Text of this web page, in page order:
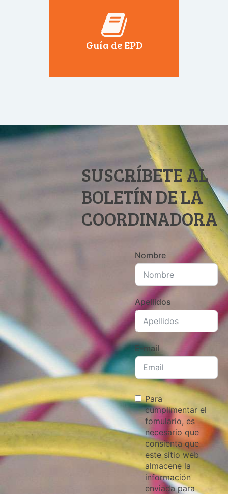
Guía de EPD
SUSCRÍBETE AL
BOLETÍN DE LA
COORDINADORA
Nombre
Apellidos
E-mail
Para
cumplimentar el
fomulario, es
necesario que
consienta que
este sitio web
almacene la
información
enviada para